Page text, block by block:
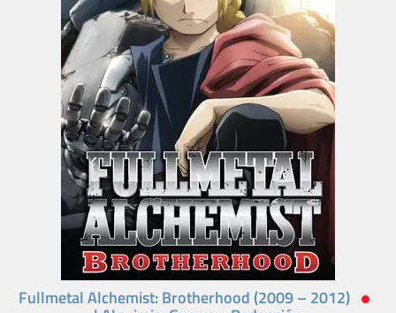
Fullmetal Alchemist: Brotherhood (2009 – 2012)